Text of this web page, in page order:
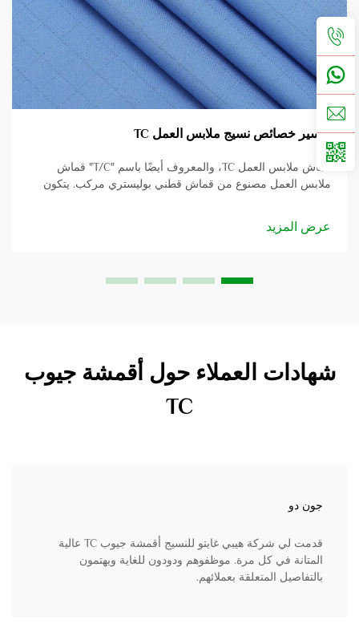
تفسير خصائص نسيج ملابس العمل TC
قماش ملابس العمل TC، والمعروف أيضًا باسم "T/C" قماش
ملابس العمل مصنوع من قماش قطني بوليستري مركب. يتكون
عرض المزيد
شهادات العملاء حول أقمشة جيوب
TC
جون دو
قدمت لي شركة هيبي غايتو للنسيج أقمشة جيوب TC عالية
المتانة في كل مرة. موظفوهم ودودون للغاية ويهتمون
بالتفاصيل المتعلقة بعملائهم.